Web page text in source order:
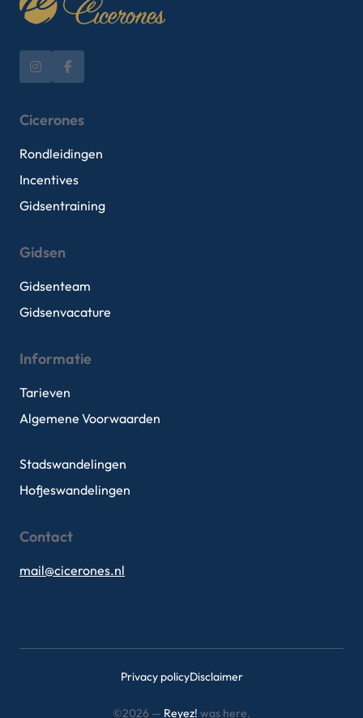
Cicerones
Rondleidingen
Incentives
Gidsentraining
Gidsen
Gidsenteam
Gidsenvacature
Informatie
Tarieven
Algemene Voorwaarden
Stadswandelingen
Hofjeswandelingen
Contact
mail@cicerones.nl
Privacy policyDisclaimer
©2026 — Reyez! was here.